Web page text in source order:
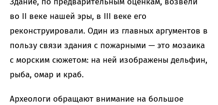
во II веке нашей эры, в III веке его
реконструировали. Один из главных аргументов в
пользу связи здания с пожарными — это мозаика
с морским сюжетом: на ней изображены дельфин,
рыба, омар и краб.
Археологи обращают внимание на большое